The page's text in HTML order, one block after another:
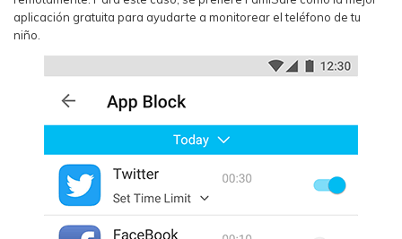
aplicación gratuita para ayudarte a monitorear el teléfono de tu
niño.